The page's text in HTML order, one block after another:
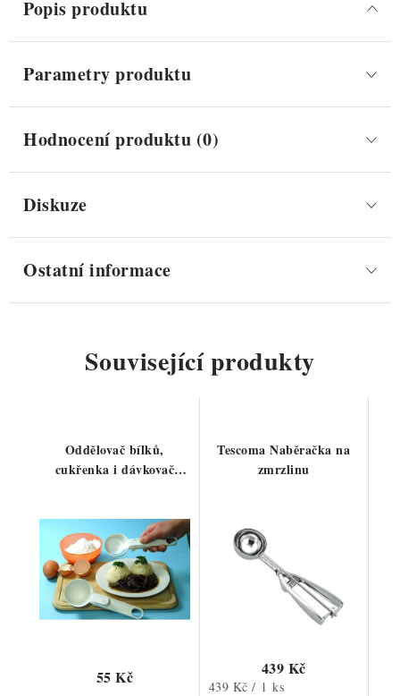
Popis produktu
Parametry produktu
Hodnocení produktu (0)
Diskuze
Ostatní informace
Související produkty
Oddělovač bílků,
cukřenka i dávkovač
55 Kč
Tescoma Naběračka na
zmrzlinu
439 Kč
Měrná
439 Kč / 1 ks